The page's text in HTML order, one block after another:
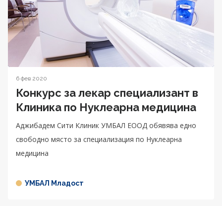
6 фев 2020
Конкурс за лекар специализант в
Клиника по Нуклеарна медицина
Аджибадем Сити Клиник УМБАЛ ЕООД обявява едно
свободно място за специализация по Нуклеарна
медицина
УМБАЛ Младост